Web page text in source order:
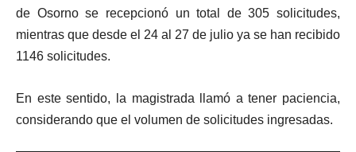
de Osorno se recepcionó un total de 305 solicitudes,
mientras que desde el 24 al 27 de julio ya se han recibido
1146 solicitudes.
En este sentido, la magistrada llamó a tener paciencia,
considerando que el volumen de solicitudes ingresadas.